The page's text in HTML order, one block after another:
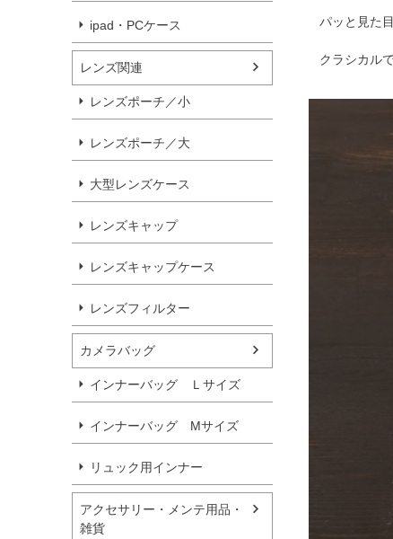
ipad・PCケース
レンズ関連
レンズポーチ／小
レンズポーチ／大
大型レンズケース
レンズキャップ
レンズキャップケース
レンズフィルター
カメラバッグ
インナーバッグ Ｌサイズ
インナーバッグ Мサイズ
リュック用インナー
アクセサリー・メンテ用品・
雑貨
パッと見た
クラシカル